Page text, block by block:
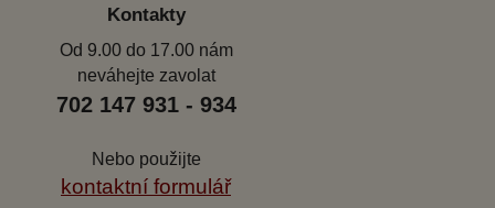
Kontakty
Od 9.00 do 17.00 nám
neváhejte zavolat
702 147 931 - 934
Nebo použijte
kontaktní formulář